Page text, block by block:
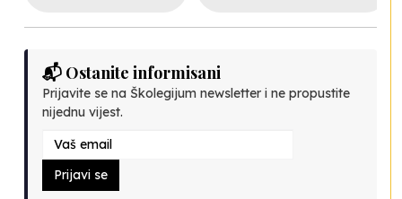
📬 Ostanite informisani
Prijavite se na Školegijum newsletter i ne propustite
nijednu vijest.
Prijavi se